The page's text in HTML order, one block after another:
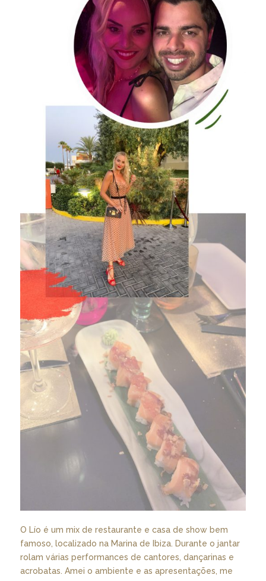
O Lío é um mix de restaurante e casa de show bem
famoso, localizado na Marina de Ibiza. Durante o jantar
rolam várias performances de cantores, dançarinas e
acrobatas. Amei o ambiente e as apresentações, me